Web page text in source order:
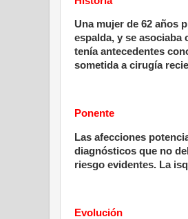
Una mujer de 62 años
espalda, y se
tenía antecedentes
sometida a cirugía
Ponente
Las afecciones
diagnósticos que no
riesgo evidentes. La
Evolución